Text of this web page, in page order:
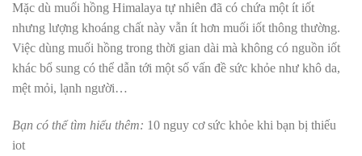
Mặc dù muối hồng Himalaya tự nhiên đã có chứa một ít iốt
nhưng lượng khoáng chất này vẫn ít hơn muối iốt thông thường.
Việc dùng muối hồng trong thời gian dài mà không có nguồn iốt
khác bổ sung có thể dẫn tới một số vấn đề sức khỏe như khô da,
mệt mỏi, lạnh người…
Bạn có thể tìm hiểu thêm: 10 nguy cơ sức khỏe khi bạn bị thiếu
iot